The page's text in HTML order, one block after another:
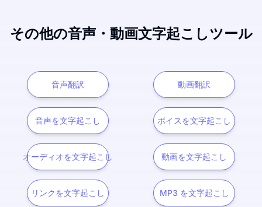
その他の音声・動画文字起こしツール
音声翻訳 動画翻訳
音声を文字起こし ボイスを文字起こし
オーディオを文字起こし 動画を文字起こし
リンクを文字起こし MP3 を文字起こし